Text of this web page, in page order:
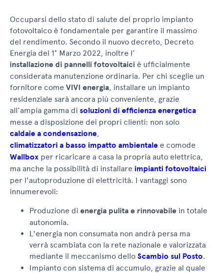
Occuparsi dello stato di salute del proprio impianto
fotovoltaico è fondamentale per garantire il massimo
del rendimento. Secondo il nuovo decreto, Decreto
Energia del 1° Marzo 2022, inoltre l’
installazione di pannelli fotovoltaici è ufficialmente
considerata manutenzione ordinaria. Per chi sceglie un
fornitore come VIVI energia, installare un impianto
residenziale sarà ancora più conveniente, grazie
all’ampia gamma di soluzioni di efficienza energetica
messe a disposizione dei propri clienti: non solo
caldaie a condensazione,
climatizzatori a basso impatto ambientale e comode
Wallbox per ricaricare a casa la propria auto elettrica,
ma anche la possibilità di installare impianti fotovoltaici
per l'autoproduzione di elettricità. I vantaggi sono
innumerevoli:
Produzione di energia pulita e rinnovabile in totale
autonomia.
L'energia non consumata non andrà persa ma
verrà scambiata con la rete nazionale e valorizzata
mediante il meccanismo dello Scambio sul Posto.
Impianto con sistema di accumulo, grazie al quale